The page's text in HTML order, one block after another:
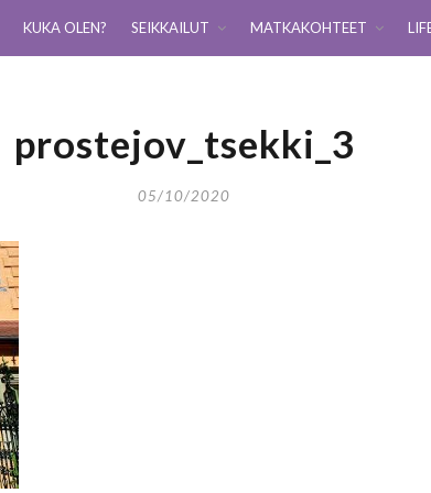
KUKA OLEN? SEIKKAILUT MATKAKOHTEET
prostejov_tsekki_3
05/10/2020